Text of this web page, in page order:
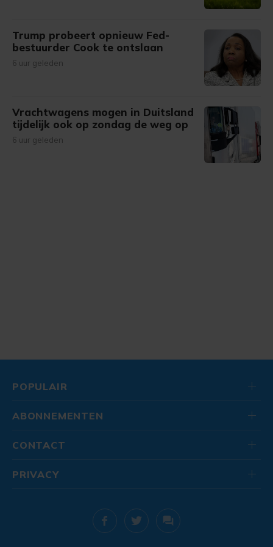
Trump probeert opnieuw Fed-
bestuurder Cook te ontslaan
6 uur geleden
Vrachtwagens mogen in Duitsland
tijdelijk ook op zondag de weg op
6 uur geleden
POPULAIR
ABONNEMENTEN
CONTACT
PRIVACY